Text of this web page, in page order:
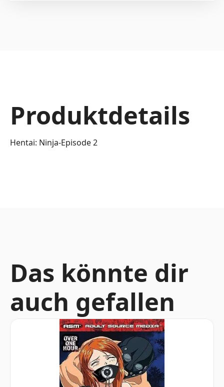
Produktdetails
Hentai: Ninja-Episode 2
Das könnte dir
auch gefallen